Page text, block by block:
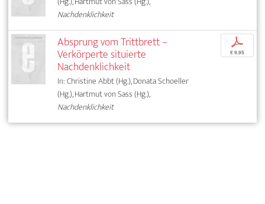
Nachdenklichkeit
Absprung vom Trittbrett –
Verkörperte situierte
Nachdenklichkeit
In: Christine Abbt (Hg.), Donata Schoeller
(Hg.), Hartmut von Sass (Hg.),
Nachdenklichkeit
p
€ 9,95